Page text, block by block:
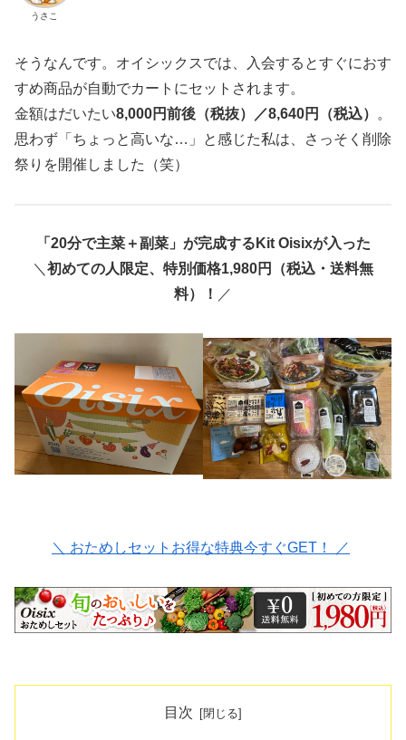
うさこ
そうなんです。オイシックスでは、入会するとすぐにおす
すめ商品が自動でカートにセットされます。
金額はだいたい8,000円前後（税抜）／8,640円（税込）
。
思わず「ちょっと高いな…」と感じた私は、さっそく削除
祭りを開催しました（笑）
「20分で主菜＋副菜」が完成するKit Oisixが入った
＼ 初めての人限定、特別価格1,980円（税込・送料無
料）！ ／
＼ おためしセットお得な特典今すぐGET！ ／
目次